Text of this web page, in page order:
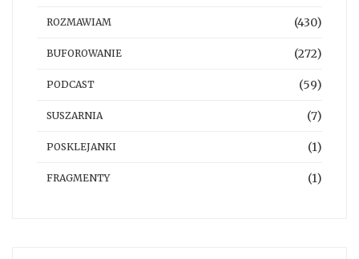
ROZMAWIAM (430)
BUFOROWANIE (272)
PODCAST (59)
SUSZARNIA (7)
POSKLEJANKI (1)
FRAGMENTY (1)